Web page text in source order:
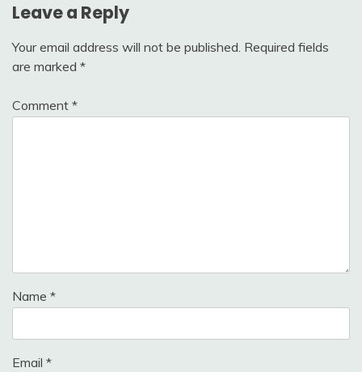
Leave a Reply
Your email address will not be published. Required fields
are marked *
Comment *
Name *
Email *